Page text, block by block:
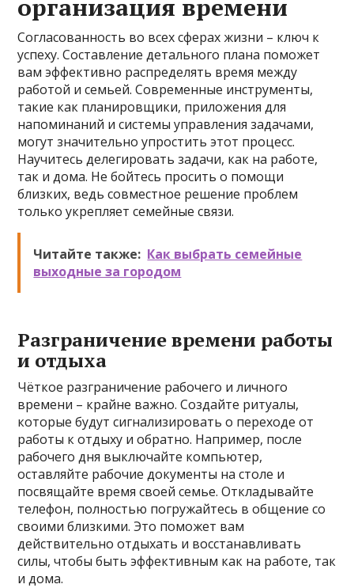
организация времени
Согласованность во всех сферах жизни – ключ к
успеху. Составление детального плана поможет
вам эффективно распределять время между
работой и семьей. Современные инструменты,
такие как планировщики, приложения для
напоминаний и системы управления задачами,
могут значительно упростить этот процесс.
Научитесь делегировать задачи, как на работе,
так и дома. Не бойтесь просить о помощи
близких, ведь совместное решение проблем
только укрепляет семейные связи.
Читайте также: Как выбрать семейные
выходные за городом
Разграничение времени работы
и отдыха
Чёткое разграничение рабочего и личного
времени – крайне важно. Создайте ритуалы,
которые будут сигнализировать о переходе от
работы к отдыху и обратно. Например, после
рабочего дня выключайте компьютер,
оставляйте рабочие документы на столе и
посвящайте время своей семье. Откладывайте
телефон, полностью погружайтесь в общение со
своими близкими. Это поможет вам
действительно отдыхать и восстанавливать
силы, чтобы быть эффективным как на работе, так
и дома.